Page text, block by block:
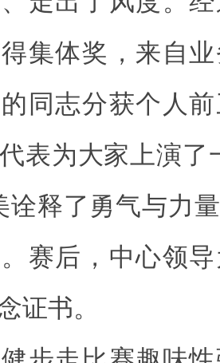
集体奖，来自
同志分获个人
表为大家上演了
诠释了勇气与力
赛后，中心领
证书。